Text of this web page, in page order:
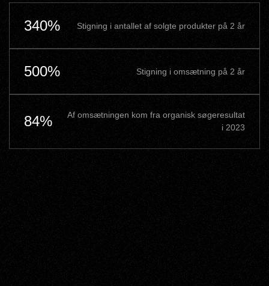
340% Stigning i antallet af solgte produkter på 2 år
500% Stigning i omsætning på 2 år
84%
Af omsætningen kom fra organisk søgeresultat
i 2023